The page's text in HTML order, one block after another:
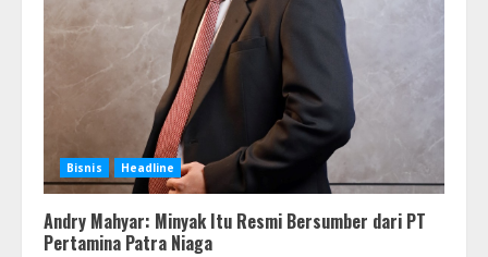
Bisnis Headline
Andry Mahyar: Minyak Itu Resmi Bersumber dari PT
Pertamina Patra Niaga